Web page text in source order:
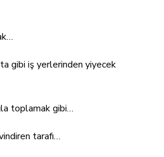
gibi iş yerlerinden yiyecek
toplamak gibi…
tarafı…